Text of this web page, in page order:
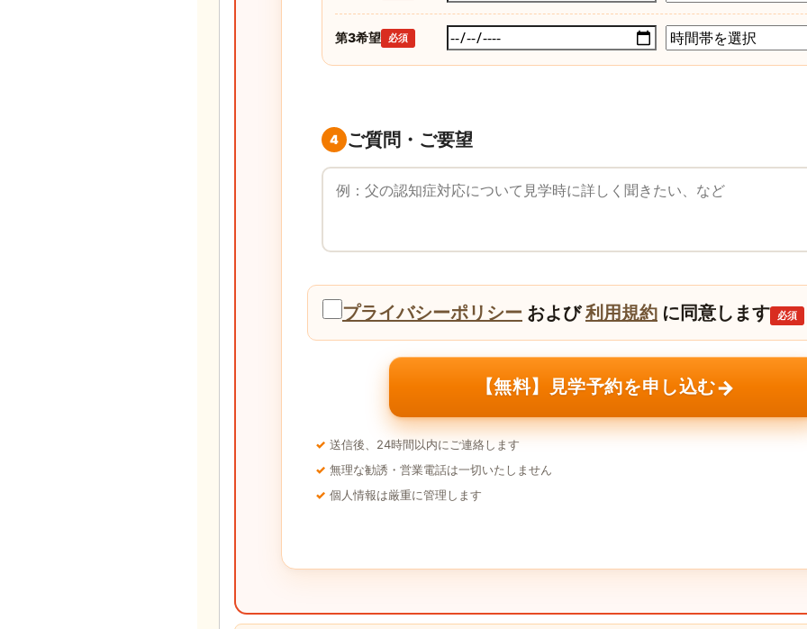
第3希望 必須
4 ご質問・ご要望
ご質問・ご要望
プライバシーポリシー および利用規約 に同意します 必須
【無料】見学予約を申し込む→
送信後、24時間以内にご連絡します
無理な勧誘・営業電話は一切いたしません
個人情報は厳重に管理します